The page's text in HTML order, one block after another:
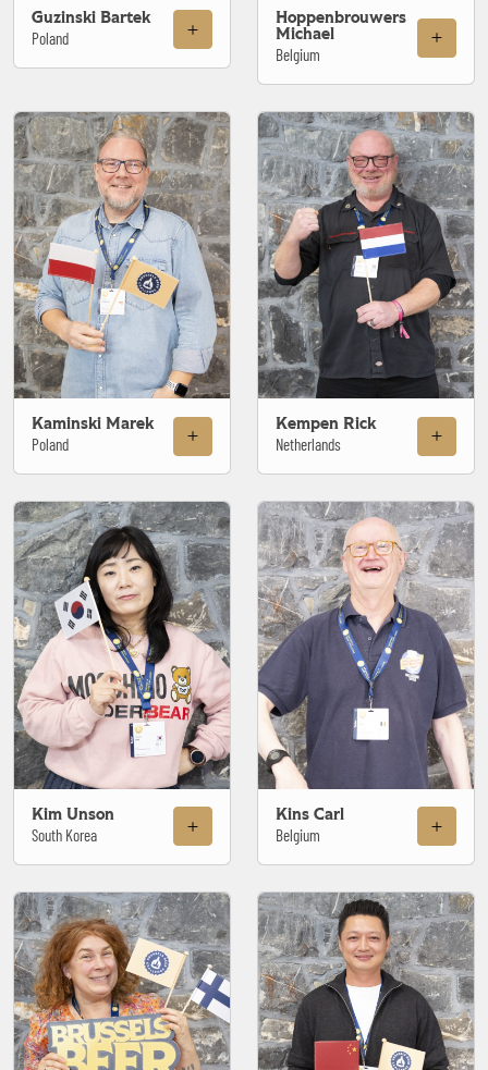
Guzinski Bartek
Poland
Hoppenbrouwers
Michael
Belgium
Kaminski Marek
Poland
Kempen Rick
Netherlands
Kim Unson
South Korea
Kins Carl
Belgium